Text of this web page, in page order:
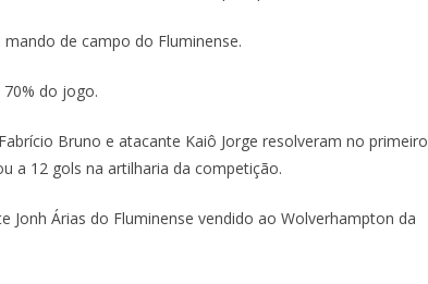
de campo do Fluminense.
do jogo.
Bruno e atacante Kaiô Jorge resolveram no primeiro
a 12 gols na artilharia da competição.
Árias do Fluminense vendido ao Wolverhampton da